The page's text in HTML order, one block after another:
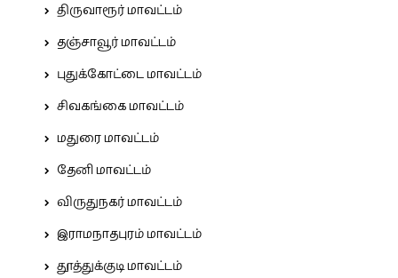
திருவாரூர் மாவட்டம்
தஞ்சாவூர் மாவட்டம்
புதுக்கோட்டை மாவட்டம்
சிவகங்கை மாவட்டம்
மதுரை மாவட்டம்
தேனி மாவட்டம்
விருதுநகர் மாவட்டம்
இராமநாதபுரம் மாவட்டம்
தூத்துக்குடி மாவட்டம்